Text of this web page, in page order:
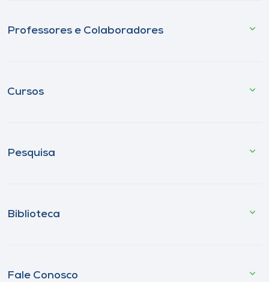
Professores e Colaboradores
Cursos
Pesquisa
Biblioteca
Fale Conosco